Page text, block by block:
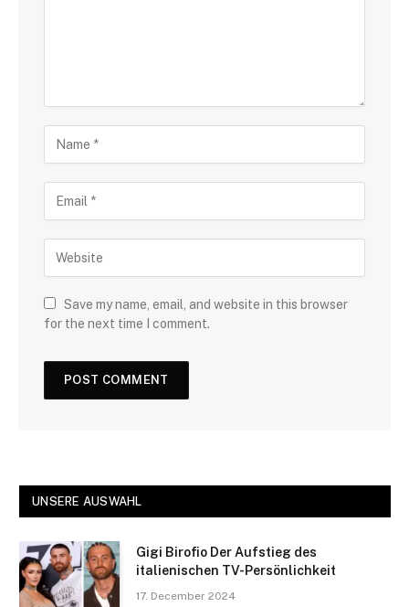
Save my name, email, and website in this browser
for the next time I comment.
UNSERE AUSWAHL
Gigi Birofio Der Aufstieg des
italienischen TV-Persönlichkeit
17. December 2024